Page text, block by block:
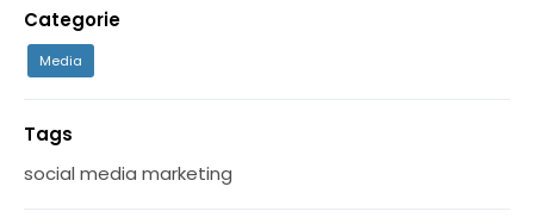
Categorie
Media
Tags
social media marketing